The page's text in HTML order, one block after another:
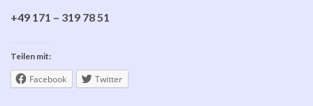
+49 171 – 319 78 51
Teilen mit:
Facebook Twitter